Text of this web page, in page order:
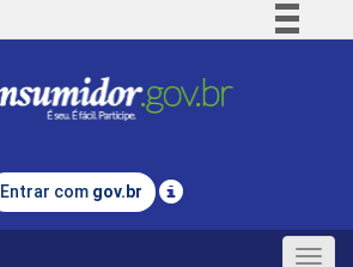
Comunica BR
Legislação
Entrar com gov.br
Toggle